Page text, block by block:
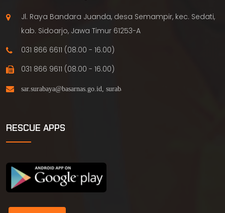
Jl. Raya Bandara Juanda, desa Semampir, kec. Sedati,
kab. Sidoarjo, Jawa Timur 61253-A
031 866 6611 (08.00 - 16.00)
031 866 9611 (08.00 - 16.00)
RESCUE APPS